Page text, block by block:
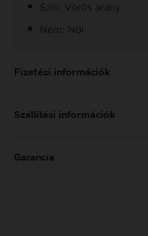
Szín: Vörös arany
Nem: Női
Fizetési információk
Szállítási információk
Garancia